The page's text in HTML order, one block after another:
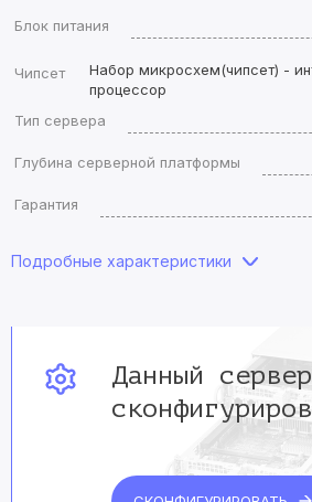
Блок питания
Чипсет
Набор микросхем(чипсет) -
процессор
Тип сервера
Глубина серверной платформы
Гарантия
Подробные характеристики
Данный